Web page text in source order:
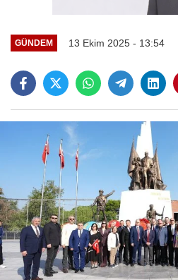
GÜNDEM 13 Ekim 2025 - 13:54